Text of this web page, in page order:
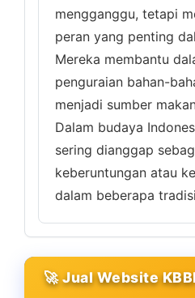
mengganggu, tetapi
peran yang penting
Mereka membantu
penguraian bahan-
menjadi sumber
Dalam budaya
sering dianggap
keberuntungan atau
dalam beberapa
🚀 Jual Website